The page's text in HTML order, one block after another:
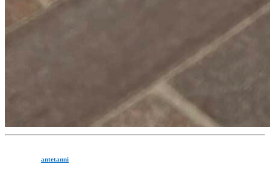
antetanni